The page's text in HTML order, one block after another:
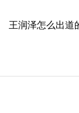
王润泽怎么出道